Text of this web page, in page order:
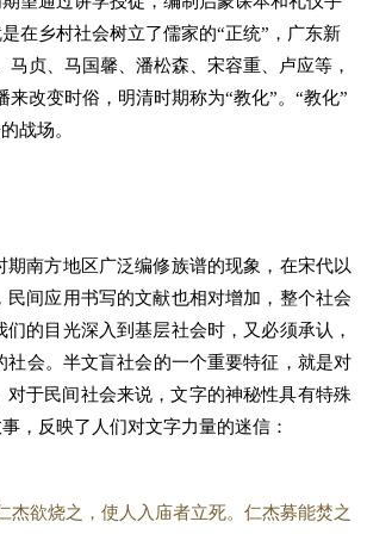
在乡村社会树立了儒家的“正统”，广东新
贞、马国馨、潘松森、宋容重、卢应等，
改变时俗，明清时期称为“教化”。“教化”
战场。
南方地区广泛编修族谱的现象，在宋代以
间应用书写的文献也相对增加，整个社会
的目光深入到基层社会时，又必须承认，
会。半文盲社会的一个重要特征，就是对
于民间社会来说，文字的神秘性具有特殊
，反映了人们对文字力量的迷信：
欲烧之，使人入庙者立死。仁杰募能焚之